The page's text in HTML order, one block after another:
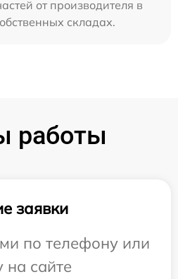
от производителя в
складах.
работы
заявки
по телефону или
на сайте